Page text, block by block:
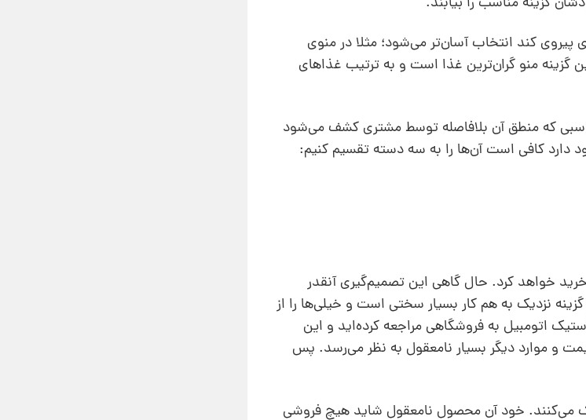
کند انتخاب آسان‌تر می‌شود؛ مثلا در منوی
گزینه منو گران‌ترین غذا است و به ترتیب غذاهای
که منطق آن بلافاصله توسط مشتری کشف می‌شود
اگر در یک قفسه 50 نوع شامپو وجود دارد کافی است آن‌ها را به سه دسته تقسیم کنیم:
خواهد کرد. حال گاهی این تصمیم‌گیری آنقدر
نزدیک به هم کار بسیار سختی است و خیلی‌ها را از
اتومبیل به فروشگاهی مراجعه کرده‌اید و این
و موارد دیگر بسیار نامعقول به نظر می‌رسد. پس
می‌کنند. خود آن محصول نامعقول شاید هیچ فروشی